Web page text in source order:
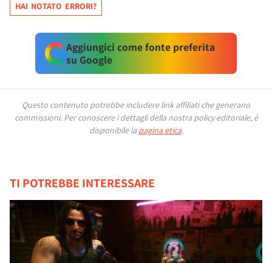
HAI NOTATO ERRORI?
Aggiungici come fonte preferita
su Google
Questo contenuto potrebbe includere link affiliati che generano
commissioni. Per conoscere i dettagli della nostra policy editoriale, è
disponibile la pagina etica.
TI POTREBBE INTERESSARE